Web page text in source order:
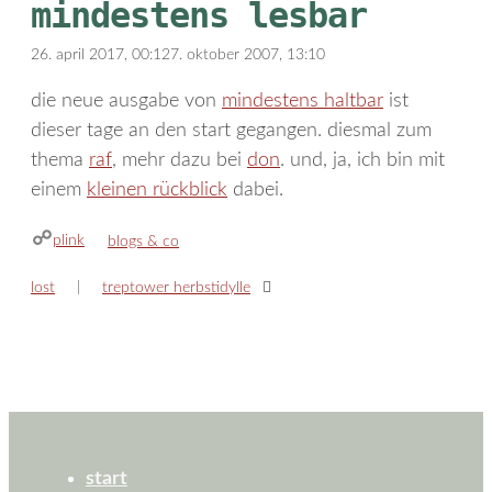
mindestens lesbar
26. april 2017, 00:127. oktober 2007, 13:10
die neue ausgabe von mindestens haltbar ist
dieser tage an den start gegangen. diesmal zum
thema raf, mehr dazu bei don. und, ja, ich bin mit
einem kleinen rückblick dabei.
plink kategorien
blogs & co
lost treptower herbstidylle
start